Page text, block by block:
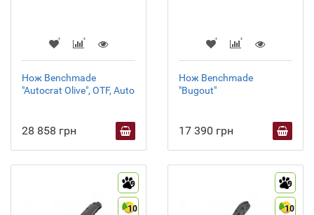
Нож Benchmade
"Autocrat Olive", OTF, Auto
28 858 грн
Нож Benchmade
"Bugout"
17 390 грн
9
10
9
10